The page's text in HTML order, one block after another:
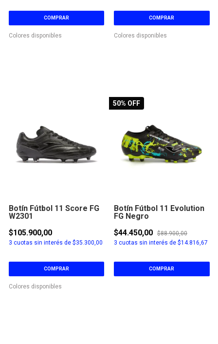
COMPRAR
Colores disponibles
COMPRAR
Colores disponibles
Botín Fútbol 11 Score FG
W2301
$105.900,00
3 cuotas sin interés de $35.300,00
COMPRAR
Colores disponibles
50% OFF
Botín Fútbol 11 Evolution
FG Negro
$44.450,00
$88.900,00
3 cuotas sin interés de $14.816,67
COMPRAR